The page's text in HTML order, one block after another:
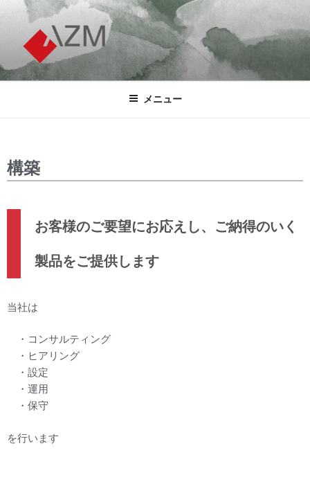
株式会社アズム
AZM COMPANY LIMITED.
メニュー
構築
お客様のご要望にお応えし、ご納得のいく
製品をご提供します
当社は
・コンサルティング
・ヒアリング
・設定
・運用
・保守
を行います